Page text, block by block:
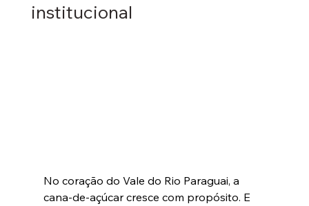
institucional
No coração do Vale do Rio Paraguai, a
cana-de-açúcar cresce com propósito. E